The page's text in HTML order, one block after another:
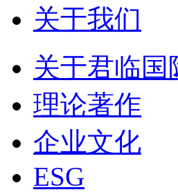
关于我们
关于君临国
理论著作
企业文化
ESG